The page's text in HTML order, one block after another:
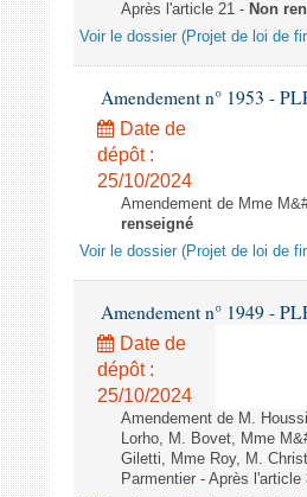
Après l'article 21 - Non
Voir le dossier (Projet de loi de
Amendement n° 1953 -
Date de
dépôt :
25/10/2024
Amendement de Mme
renseigné
Voir le dossier (Projet de loi de
Amendement n° 1949 -
Date de
dépôt :
25/10/2024
Amendement de M.
Lorho, M. Bovet, Mme
Giletti, Mme Roy, M.
Parmentier - Après l'article